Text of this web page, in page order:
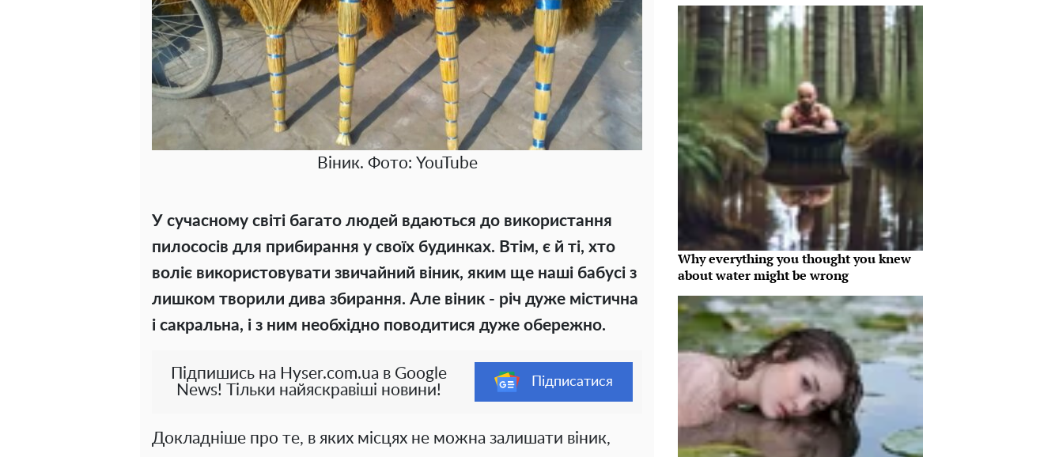
Віник. Фото: YouTube
У сучасному світі багато людей вдаються до використання
пилососів для прибирання у своїх будинках. Втім, є й ті, хто
воліє використовувати звичайний віник, яким ще наші бабусі з
лишком творили дива збирання. Але віник - річ дуже містична
і сакральна, і з ним необхідно поводитися дуже обережно.
Підпишись на Hyser.com.ua в Google
News! Тільки найяскравіші новини!
Підписатися
Докладніше про те, в яких місцях не можна залишати віник,
Why everything you thought you knew
about water might be wrong